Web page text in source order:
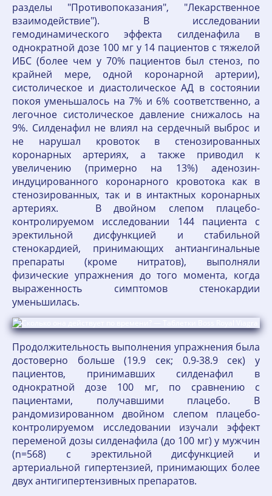
разделы "Противопоказания", "Лекарственное
взаимодействие"). В исследовании
гемодинамического эффекта силденафила в
однократной дозе 100 мг у 14 пациентов с тяжелой
ИБС (более чем у 70% пациентов был стеноз, по
крайней мере, одной коронарной артерии),
систолическое и диастолическое АД в состоянии
покоя уменьшалось на 7% и 6% соответственно, а
легочное систолическое давление снижалось на
9%. Силденафил не влиял на сердечный выброс и
не нарушал кровоток в стенозированных
коронарных артериях, а также приводил к
увеличению (примерно на 13%) аденозин-
индуцированного коронарного кровотока как в
стенозированных, так и в интактных коронарных
артериях. В двойном слепом плацебо-
контролируемом исследовании 144 пациента с
эректильной дисфункцией и стабильной
стенокардией, принимающих антиангинальные
препараты (кроме нитратов), выполняли
физические упражнения до того момента, когда
выраженность симптомов стенокардии
уменьшилась.
Продолжительность выполнения упражнения была
достоверно больше (19.9 сек; 0.9-38.9 сек) у
пациентов, принимавших силденафил в
однократной дозе 100 мг, по сравнению с
пациентами, получавшими плацебо. В
рандомизированном двойном слепом плацебо-
контролируемом исследовании изучали эффект
переменой дозы силденафила (до 100 мг) у мужчин
(n=568) с эректильной дисфункцией и
артериальной гипертензией, принимающих более
двух антигипертензивных препаратов.